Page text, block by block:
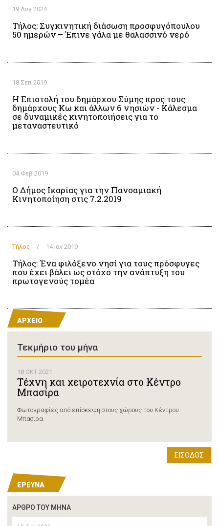
19 Αυγ 2024
Τήλος: Συγκινητική διάσωση προσφυγόπουλου
50 ημερών – Έπινε γάλα με θαλασσινό νερό
18 Σεπ 2019
Η Επιστολή του δημάρχου Σύμης προς τους
δημάρχους Κω και άλλων 6 νησιών - Κάλεσμα
σε δυναμικές κινητοποιήσεις για το
μεταναστευτικό
04 Φεβ 2019
Ο Δήμος Ικαρίας για την Πανσαμιακή
Κινητοποίηση στις 7.2.2019
Τήλος / 14 Ιαν 2019
Τήλος: Ένα φιλόξενο νησί για τους πρόσφυγες
που έχει βάλει ως στόχο την ανάπτυξη του
πρωτογενούς τομέα
ΑΡΧΕΙΟ
Τεκμήριο τoυ μήνα
18 ΟΚΤ 2021
Τέχνη και χειροτεχνία στο Κέντρο
Μπασίρα
Φωτογραφίες από επίσκεψη στους χώρους του Κέντρου
Μπασίρα
ΕΙΣΟΔΟΣ
EΡΕΥΝΑ
ΆΡΘΡΟ ΤΟΥ ΜΗΝΑ